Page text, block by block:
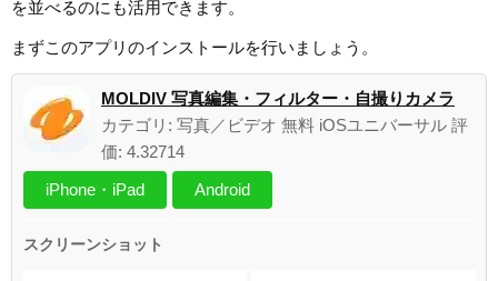
を並べるのにも活用できます。
まずこのアプリのインストールを行いましょう。
MOLDIV 写真編集・フィルター・自撮りカメラ
カテゴリ: 写真／ビデオ 無料 iOSユニバーサル 評
価: 4.32714
iPhone・iPad
Android
スクリーンショット